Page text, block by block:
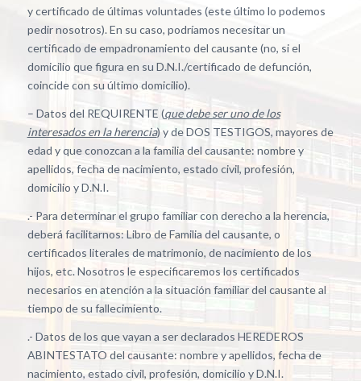
y certificado de últimas voluntades (este último lo podemos
pedir nosotros). En su caso, podríamos necesitar un
certificado de empadronamiento del causante (no, si el
domicilio que figura en su D.N.I./certificado de defunción,
coincide con su último domicilio).
– Datos del REQUIRENTE (que debe ser uno de los
interesados en la herencia) y de DOS TESTIGOS, mayores de
edad y que conozcan a la familia del causante: nombre y
apellidos, fecha de nacimiento, estado civil, profesión,
domicilio y D.N.I.
.- Para determinar el grupo familiar con derecho a la herencia,
deberá facilitarnos: Libro de Familia del causante, o
certificados literales de matrimonio, de nacimiento de los
hijos, etc. Nosotros le especificaremos los certificados
necesarios en atención a la situación familiar del causante al
tiempo de su fallecimiento.
.- Datos de los que vayan a ser declarados HEREDEROS
ABINTESTATO del causante: nombre y apellidos, fecha de
nacimiento, estado civil, profesión, domicilio y D.N.I.